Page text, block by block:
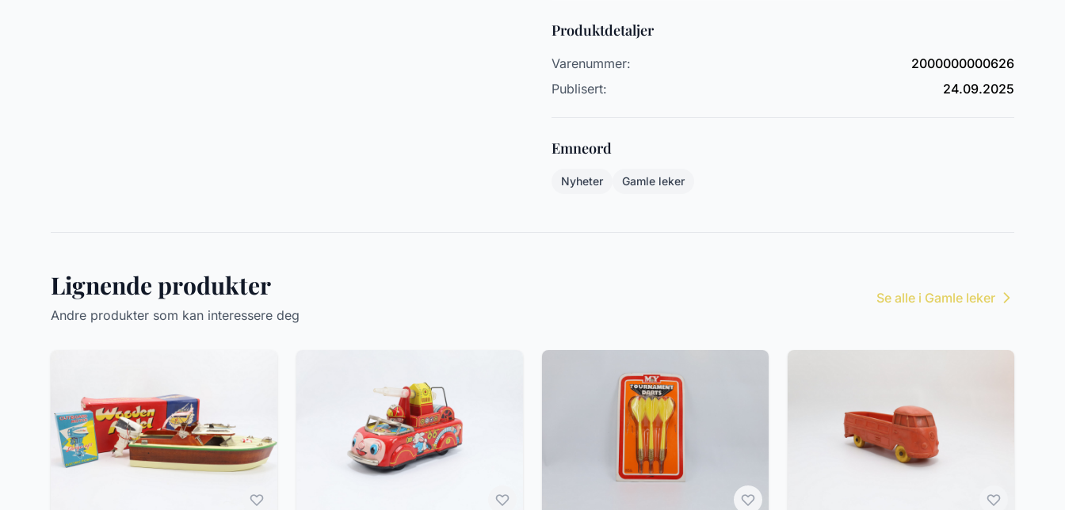
Produktdetaljer
Varenummer:
2000000000626
Publisert:
24.09.2025
Emneord
Nyheter Gamle leker
Lignende produkter
Andre produkter som kan interessere deg
Se alle i Gamle leker